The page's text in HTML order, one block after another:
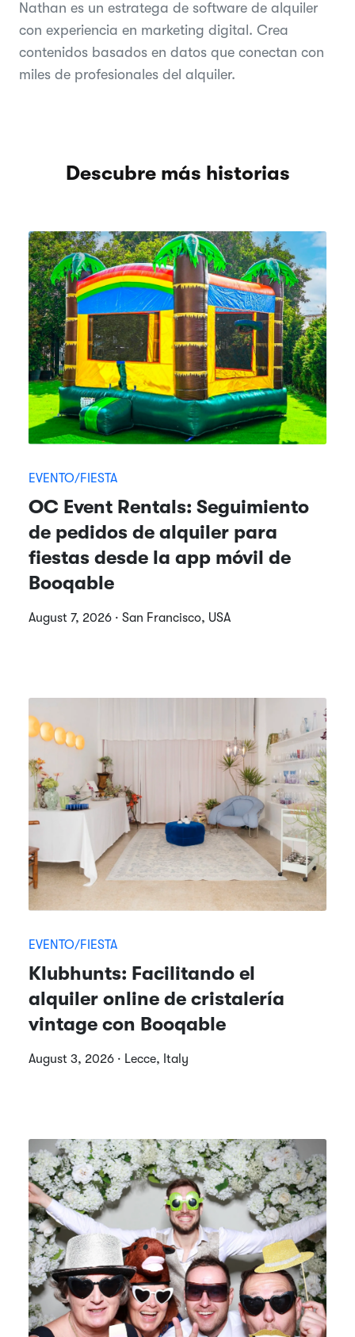
Nathan es un estratega de software de alquiler
con experiencia en marketing digital. Crea
contenidos basados en datos que conectan con
miles de profesionales del alquiler.
Descubre más historias
EVENTO/FIESTA
OC Event Rentals: Seguimiento
de pedidos de alquiler para
fiestas desde la app móvil de
Booqable
August 7, 2026 · San Francisco, USA
EVENTO/FIESTA
Klubhunts: Facilitando el
alquiler online de cristalería
vintage con Booqable
August 3, 2026 · Lecce, Italy